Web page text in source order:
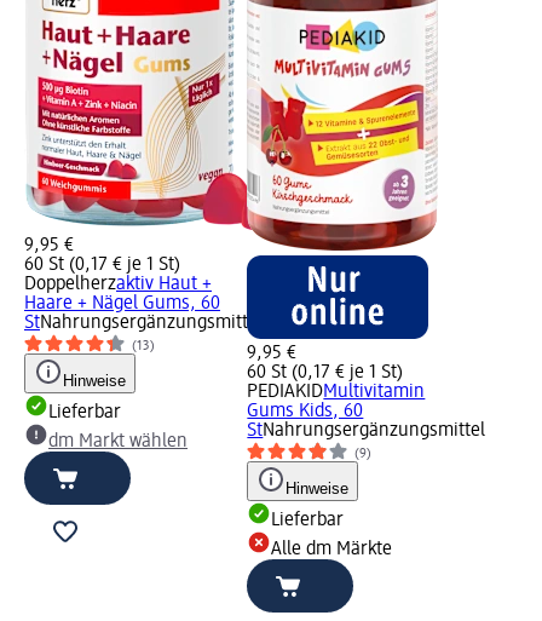
9,95 €
60 St (0,17 € je 1 St)
Doppelherzaktiv Haut +
Haare + Nägel Gums, 60
StNahrungsergänzungsmittel
(13)
Hinweise
Lieferbar
dm Markt wählen
9,95 €
60 St (0,17 € je 1 St)
PEDIAKIDMultivitamin
Gums Kids, 60
StNahrungsergänzungsmittel
(9)
Hinweise
Lieferbar
Alle dm Märkte